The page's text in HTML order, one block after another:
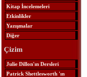
Kitap İncelemeleri
Etkinlikler
Yazışmalar
Diğer
Çizim
Julie Dillon'ın Dersleri
Patrick Shettlesworth 'ın